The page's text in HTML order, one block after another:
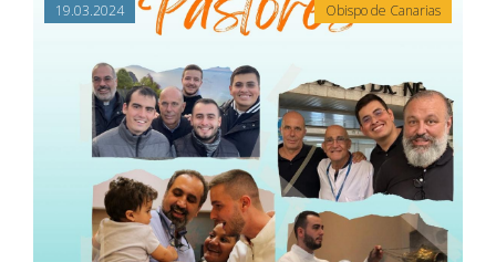
19.03.2024 Obispo de Canarias